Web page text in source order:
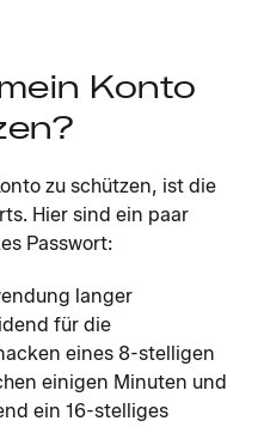
Konto
zu schützen, ist die
Hier sind ein paar
Passwort:
langer
für die
eines 8-stelligen
einigen Minuten und
ein 16-stelliges